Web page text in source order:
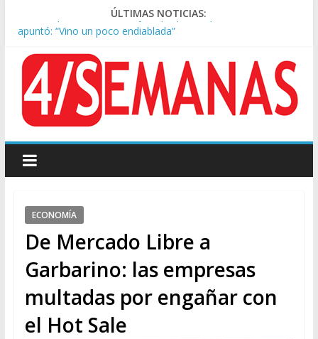
ÚLTIMAS NOTICIAS:
Tras la aprobación de la ley de propiedad privada, Bullrich
apuntó: “Vino un poco endiablada”
de propiedad privada
Condenaron a la red social Meta a pagar US$567 millones por
afectar la salud mental de niños
Represión frente al Congreso: tres detenidos durante la
protesta contra la Ley de Propiedad Privada
del capítulo de extranjerización
ECONOMÍA
De Mercado Libre a
Garbarino: las empresas
multadas por engañar con
el Hot Sale